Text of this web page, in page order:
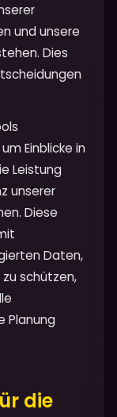
und unsere
Dies
Einblicke in
Leistung
unserer
Diese
Daten,
schützen,
Planung
die